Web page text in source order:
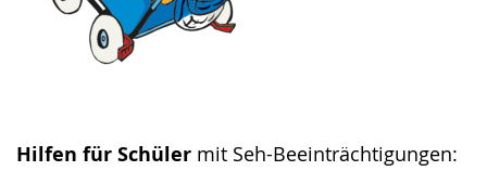
Hilfen für Schüler mit Seh-Beeinträchtigungen: